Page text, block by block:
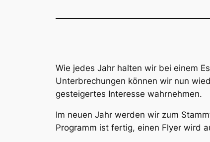
Wie jedes Jahr halten wir bei einem
Unterbrechungen können wir nun
gesteigertes Interesse wahrnehmen.
Im neuen Jahr werden wir zum
Programm ist fertig, einen Flyer wird